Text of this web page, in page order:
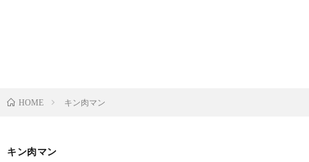
HOME キン肉マン
キン肉マン